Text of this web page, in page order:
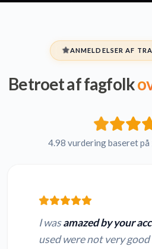
ANMELDELSER AF
Betroet af fagfolk
4.98 vurdering baseret
I wasamazed by your
used were not very